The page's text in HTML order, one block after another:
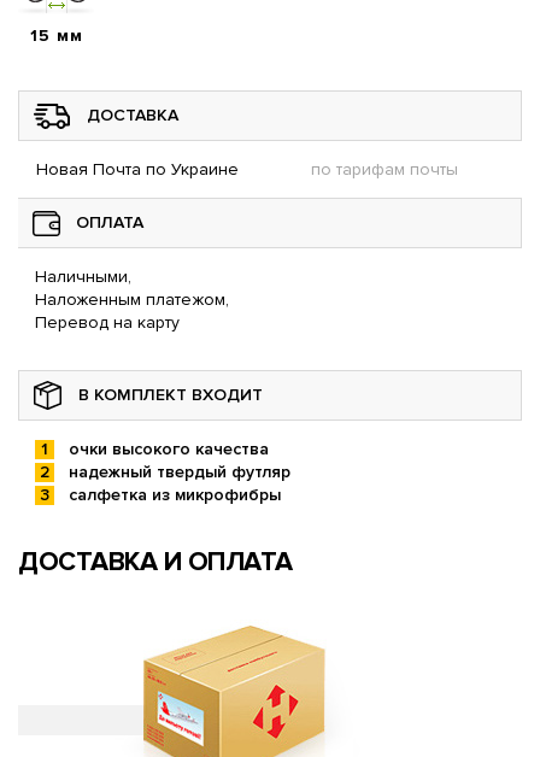
15 мм
ДОСТАВКА
Новая Почта по Украине по тарифам почты
ОПЛАТА
Наличными,
Наложенным платежом,
Перевод на карту
В КОМПЛЕКТ ВХОДИТ
очки высокого качества
надежный твердый футляр
салфетка из микрофибры
ДОСТАВКА И ОПЛАТА